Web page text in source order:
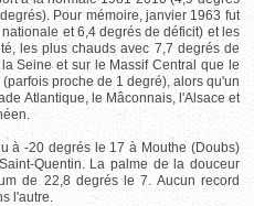
Pour mémoire, janvier 1963 fut
et 6,4 degrés de déficit) et les
les plus chauds avec 7,7 degrés de
Seine et sur le Massif Central que le
proche de 1 degré), alors qu'un
Atlantique, le Mâconnais, l'Alsace et
à -20 degrés le 17 à Mouthe (Doubs)
Quentin. La palme de la douceur
de 22,8 degrés le 7. Aucun record
l'autre.